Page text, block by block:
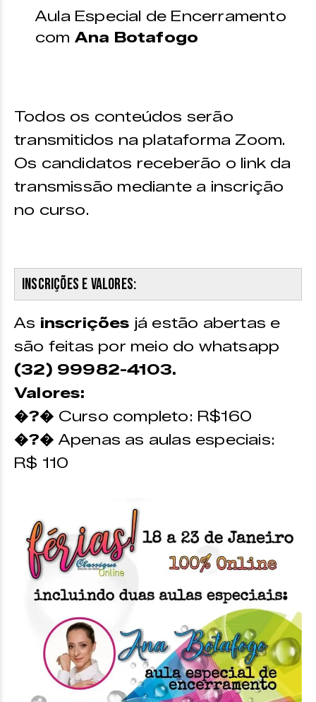
Aula Especial de Encerramento
com Ana Botafogo
Todos os conteúdos serão
transmitidos na plataforma Zoom.
Os candidatos receberão o link da
transmissão mediante a inscrição
no curso.
Inscrições e valores:
As inscrições já estão abertas e
são feitas por meio do whatsapp
(32) 99982-4103.
Valores:
�?� Curso completo: R$160
�?�Apenas as aulas especiais:
R$ 110